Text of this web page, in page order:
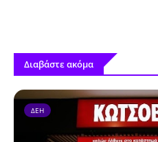
Διαβάστε ακόμα
ΔΕΗ